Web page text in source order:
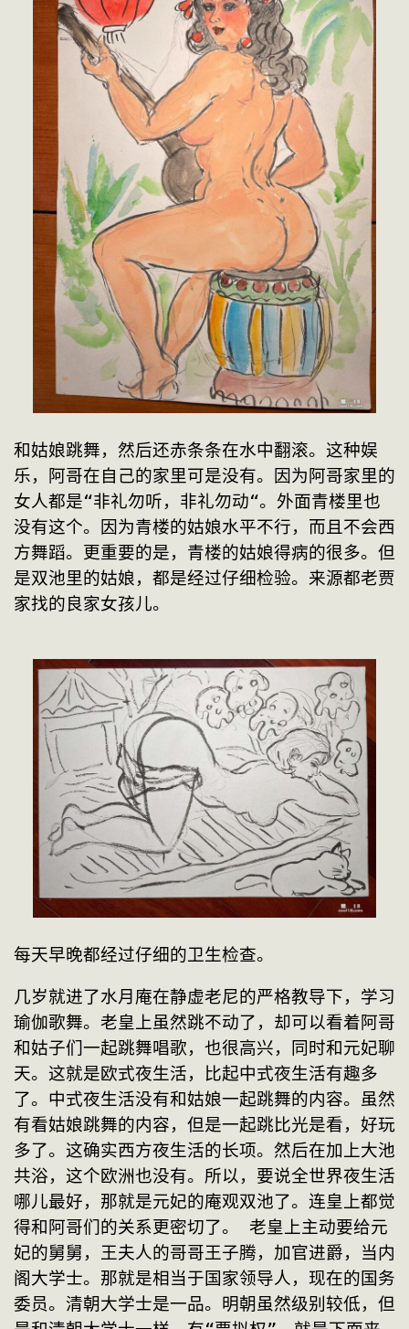
和姑娘跳舞，然后还赤条条在水中翻滚。这种娱
乐，阿哥在自己的家里可是没有。因为阿哥家里的
女人都是“非礼勿听，非礼勿动“。外面青楼里也
没有这个。因为青楼的姑娘水平不行，而且不会西
方舞蹈。更重要的是，青楼的姑娘得病的很多。但
是双池里的姑娘，都是经过仔细检验。来源都老贾
家找的良家女孩儿。
每天早晚都经过仔细的卫生检查。
几岁就进了水月庵在静虚老尼的严格教导下，学习
瑜伽歌舞。老皇上虽然跳不动了，却可以看着阿哥
和姑子们一起跳舞唱歌，也很高兴，同时和元妃聊
天。这就是欧式夜生活，比起中式夜生活有趣多
了。中式夜生活没有和姑娘一起跳舞的内容。虽然
有看姑娘跳舞的内容，但是一起跳比光是看，好玩
多了。这确实西方夜生活的长项。然后在加上大池
共浴，这个欧洲也没有。所以，要说全世界夜生活
哪儿最好，那就是元妃的庵观双池了。连皇上都觉
得和阿哥们的关系更密切了。 老皇上主动要给元
妃的舅舅，王夫人的哥哥王子腾，加官进爵，当内
阁大学士。那就是相当于国家领导人，现在的国务
委员。清朝大学士是一品。明朝虽然级别较低，但